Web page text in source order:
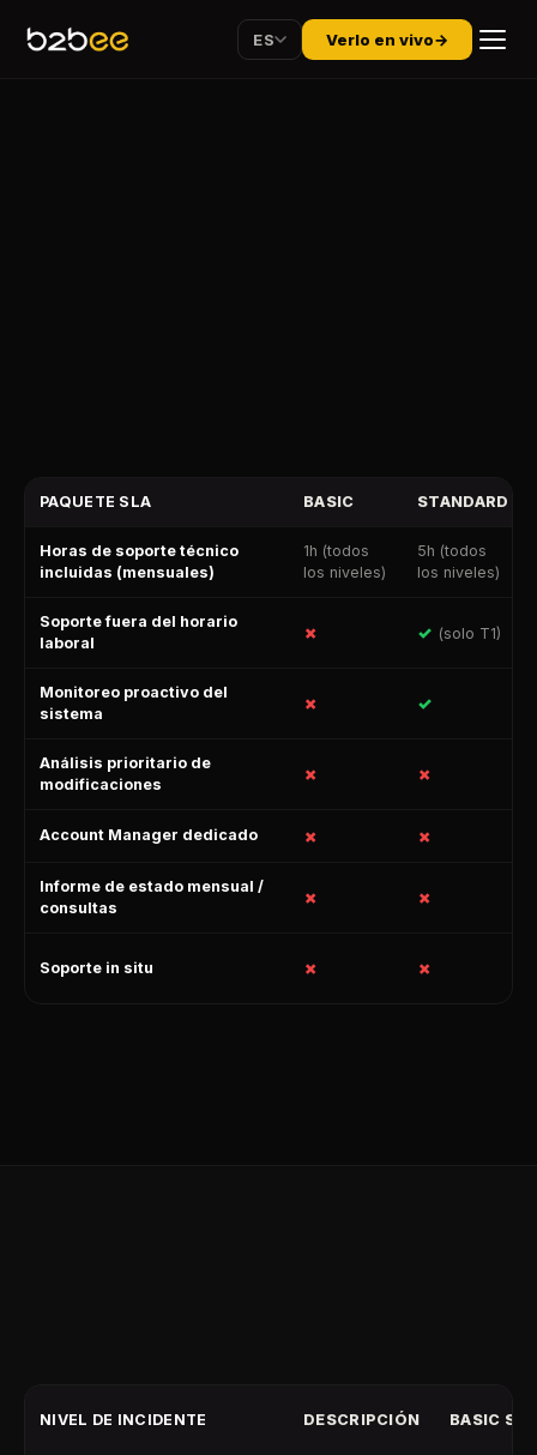
ES Verlo en vivo→
PAQUETE SLA BASIC STANDARD
Horas de soporte técnico
incluidas (mensuales)
1h (todos
los niveles)
5h (todos
los niveles)
Soporte fuera del horario
laboral
✗ ✓ (solo T1)
Monitoreo proactivo del
sistema
✗ ✓
Análisis prioritario de
modificaciones
✗ ✗
Account Manager dedicado ✗ ✗
Informe de estado mensual /
consultas
✗ ✗
Soporte in situ ✗ ✗
NIVEL DE INCIDENTE DESCRIPCIÓN BASIC SLA